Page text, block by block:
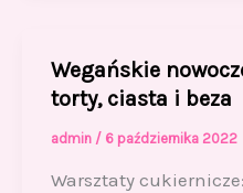
b
o
o
k
d
o
n
Wegańskie
torty, ciasta i beza
admin / 6 października 2022
Warsztaty